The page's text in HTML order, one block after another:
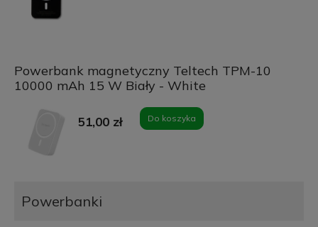
Powerbank magnetyczny Teltech TPM-10
10000 mAh 15 W Biały - White
51,00 zł Do koszyka
Powerbanki